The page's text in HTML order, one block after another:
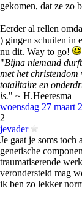
gekomen, dat ze zo
Eerder al rellen
) gingen schuilen in
nu dit. Way to go!
"Bijna niemand
met het
totalitaire en
is." ~ H.Heeresma
woensdag 27 maart
2
jevader
Je gaat je soms toch
genetische
traumatiserende
verondersteld mag
ik ben zo lekker